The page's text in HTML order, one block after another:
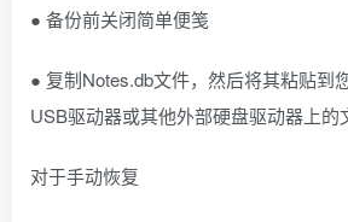
● 备份前关闭简单便笺
● 复制Notes.db文件，然后将其粘贴到
USB驱动器或其他外部硬盘驱动器上的
对于手动恢复